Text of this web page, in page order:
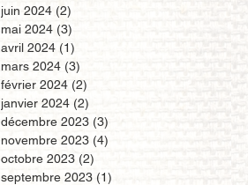
juin 2024 (2)
mai 2024 (3)
avril 2024 (1)
mars 2024 (3)
février 2024 (2)
janvier 2024 (2)
décembre 2023 (3)
novembre 2023 (4)
octobre 2023 (2)
septembre 2023 (1)